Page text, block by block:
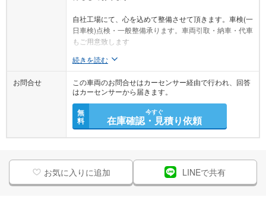
自社工場にて、心を込めて整備させて頂きます。車検(一
日車検)点検・一般整備承ります。車両引取・納車・代車
もご用意致します
続きを読む
お問合せ
この車両のお問合せはカーセンサー経由で行われ、回答
はカーセンサーから届きます。
無
料
今すぐ
在庫確認・見積り依頼
お気に入りに追加 LINEで共有